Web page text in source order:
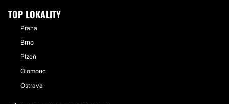
TOP LOKALITY
Praha
Brno
Plzeň
Olomouc
Ostrava